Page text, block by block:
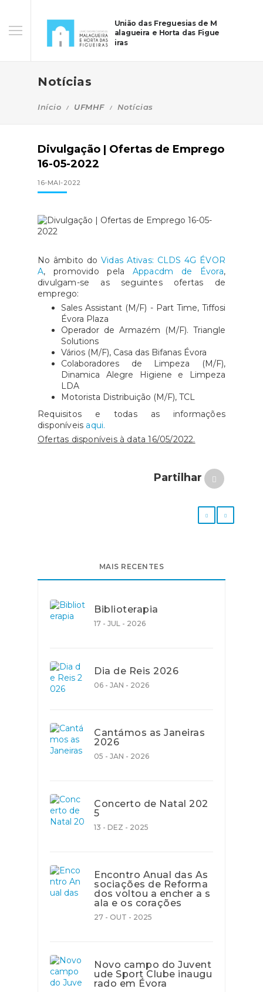
União das Freguesias de M
alagueira e Horta das Figue
iras
Notícias
Início UFMHF Notícias
Divulgação | Ofertas de Emprego
16-05-2022
16-MAI-2022
No âmbito do Vidas Ativas: CLDS 4G ÉVOR
A, promovido pela Appacdm de Évora,
divulgam-se as seguintes ofertas de
emprego:
Sales Assistant (M/F) - Part Time, Tiffosi
Évora Plaza
Operador de Armazém (M/F). Triangle
Solutions
Vários (M/F), Casa das Bifanas Évora
Colaboradores de Limpeza (M/F),
Dinamica Alegre Higiene e Limpeza
LDA
Motorista Distribuição (M/F), TCL
Requisitos e todas as informações
disponíveis aqui.
Ofertas disponíveis à data 16/05/2022.
Partilhar
MAIS RECENTES
Biblioterapia
17 - JUL - 2026
Dia de Reis 2026
06 - JAN - 2026
Cantámos as Janeiras
2026
05 - JAN - 2026
Concerto de Natal 202
5
13 - DEZ - 2025
Encontro Anual das As
sociações de Reforma
dos voltou a encher a s
ala e os corações
27 - OUT - 2025
Novo campo do Juvent
ude Sport Clube inaugu
rado em Évora